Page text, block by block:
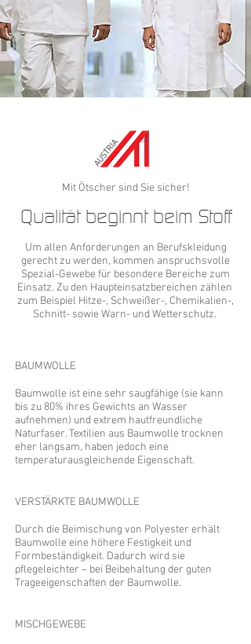
Mit Ötscher sind Sie sicher!
Qualität beginnt beim Stoff
Um allen Anforderungen an Berufskleidung
gerecht zu werden, kommen anspruchsvolle
Spezial-Gewebe für besondere Bereiche zum
Einsatz. Zu den Haupteinsatzbereichen zählen
zum Beispiel Hitze-, Schweißer-, Chemikalien-,
Schnitt- sowie Warn- und Wetterschutz.
BAUMWOLLE
Baumwolle ist eine sehr saugfähige (sie kann
bis zu 80% ihres Gewichts an Wasser
aufnehmen) und extrem hautfreundliche
Naturfaser. Textilien aus Baumwolle trocknen
eher langsam, haben jedoch eine
temperaturausgleichende Eigenschaft.
VERSTÄRKTE BAUMWOLLE
Durch die Beimischung von Polyester erhält
Baumwolle eine höhere Festigkeit und
Formbeständigkeit. Dadurch wird sie
pflegeleichter – bei Beibehaltung der guten
Trageeigenschaften der Baumwolle.
MISCHGEWEBE